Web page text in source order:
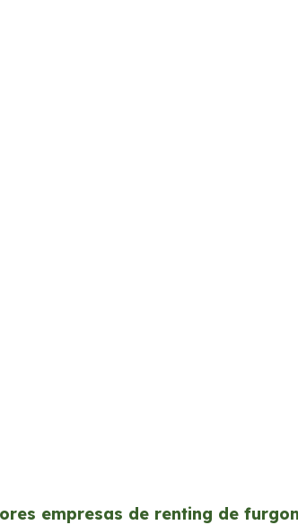
empresas de renting de